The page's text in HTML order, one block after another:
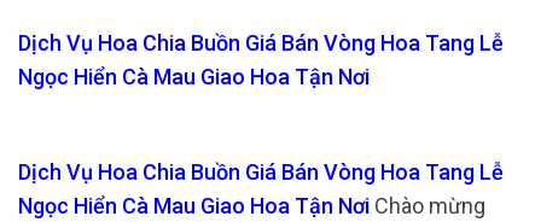
Dịch Vụ Hoa Chia Buồn Giá Bán Vòng Hoa Tang Lễ
Ngọc Hiển Cà Mau Giao Hoa Tận Nơi
Dịch Vụ Hoa Chia Buồn Giá Bán Vòng Hoa Tang Lễ
Ngọc Hiển Cà Mau Giao Hoa Tận Nơi Chào mừng